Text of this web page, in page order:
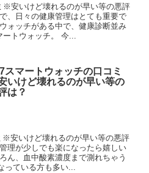
※安いけど壊れるのが早い等の悪評
、日々の健康管理はとても重要で
ォッチがある中で、健康診断並み
トウォッチ。 今...
スマートウォッチの口コミ
いけど壊れるのが早い等の
は？
※安いけど壊れるのが早い等の悪評
理が少しでも楽になったら嬉しい
ん、血中酸素濃度まで測れちゃう
っている方も多い...